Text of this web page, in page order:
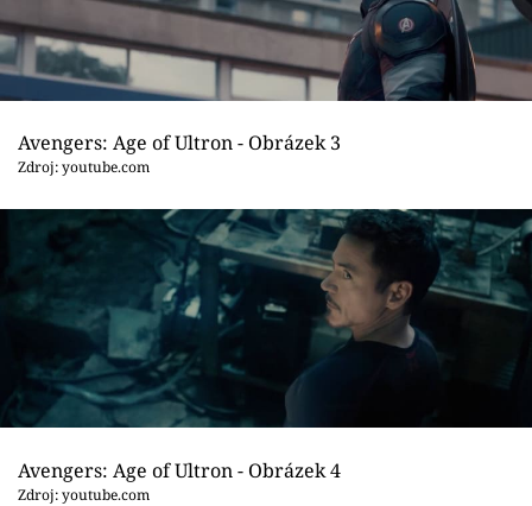
Avengers: Age of Ultron - Obrázek 3
Zdroj: youtube.com
Avengers: Age of Ultron - Obrázek 4
Zdroj: youtube.com